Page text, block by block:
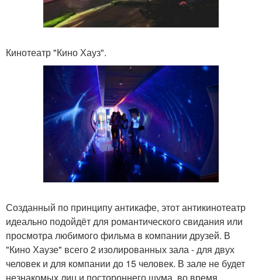
Кинотеатр "Кино Хауз".
Созданный по принципу антикафе, этот антикинотеатр
идеально подойдёт для романтического свидания или
просмотра любимого фильма в компании друзей. В
"Кино Хаузе" всего 2 изолированных зала - для двух
человек и для компании до 15 человек. В зале не будет